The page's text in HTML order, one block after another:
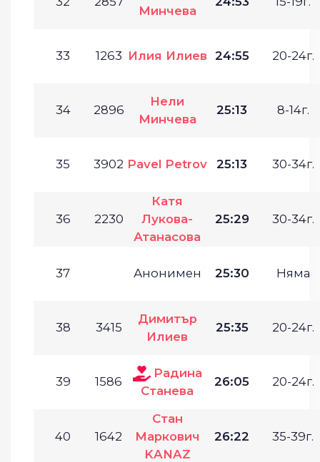
Минчева
33 1263 Илия Илиев 24:55 20-24г.
34 2896
Нели
Минчева
25:13 8-14г.
35 3902 Pavel Petrov 25:13 30-34г.
36 2230
Катя
Лукова-
Атанасова
25:29 30-34г.
37 Анонимен 25:30 Няма
38 3415
Димитър
Илиев
25:35 20-24г.
39 1586
Радина
Станева
26:05 20-24г.
40 1642
Стан
Маркович
KANAZ
26:22 35-39г.